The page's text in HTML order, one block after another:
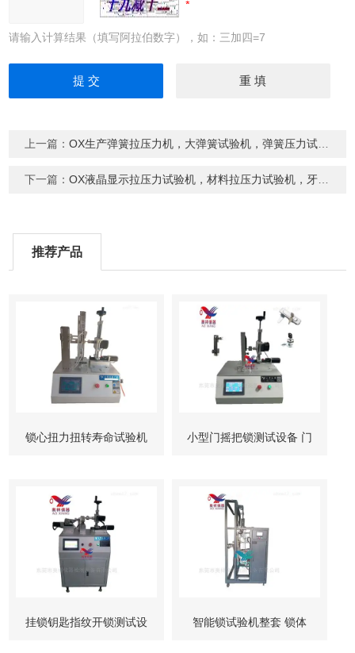
请输入计算结果（填写阿拉伯数字），如：三加四=7
上一篇：OX生产弹簧拉压力机，大弹簧试验机，弹簧压力试验机，弹簧测试仪
下一篇：OX液晶显示拉压力试验机，材料拉压力试验机，牙刷拉力试验机
推荐产品
锁心扭力扭转寿命试验机 小型门摇把锁测试设备 门
挂锁钥匙指纹开锁测试设 智能锁试验机整套 锁体